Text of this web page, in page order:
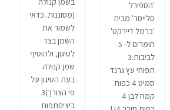
'הספירל
סלייסר' מבית
'כרמל דיירקט'
חומרים ל- 5
לביבות:3
תפוחי עץ גרנד
סמיט 4 כפות
קמח לבן 4
(מסוננות. כדאי
לשמור את
השמן בצד
לטיגון, ולהוסיף
שמן קנולה
בעת הטיגון על
פי הצורך)3
ביציםתפוח